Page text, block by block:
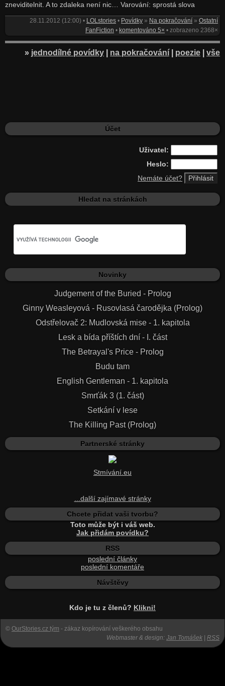
zneviditelnit. A to zdaleka není nic… Varování: sprostá slova
28.11.2012 (12:00) • LOLstories • Povídky » Na pokračování »Ostatní
FanFiction • komentováno 5× • zobrazeno 2368×
» jednodílné povídky na pokračování poezie |vše
Účet
Uživatel:
Heslo:
Nemáte účet?
Hledat na stránkách
Novinky
Judgement of the Buried - Prolog
Ginny Weasleyová - Rusovlasá čarodějka (Prolog)
Odstřelovač 2: Mudlovská mise - 1. kapitola
Lesk a bída příštích dní - I. část
The Betrayal's Price - Prolog
Budu tam
English Gentleman - 1. kapitola
Smrťák 3 (1. část)
Setkání v lese
The Killing Past (Prolog)
Partnerské stránky
Stmívání.eu
...další zajímavé stránky
Chcete přidat vaši tvorbu?
Toto může být i váš web.
Jak přidám povídku?
RSS
poslední články
poslední komentáře
Návštěvy
Kdo je tu z členů? Klikni!
© OurStories.cz tým - zákaz kopírování veškerého obsahu
Webmaster & design: Jan Tomášek RSS